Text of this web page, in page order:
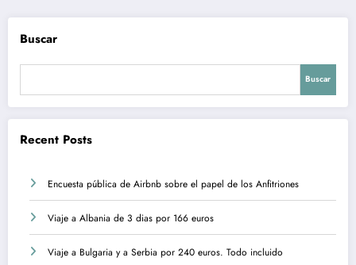
Buscar
Buscar
Recent Posts
Encuesta pública de Airbnb sobre el papel de los Anfitriones
Viaje a Albania de 3 dias por 166 euros
Viaje a Bulgaria y a Serbia por 240 euros. Todo incluido